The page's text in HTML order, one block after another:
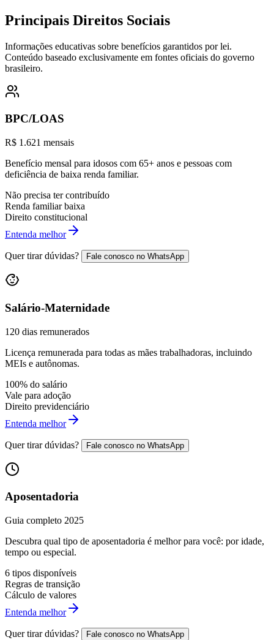
Principais Direitos Sociais
Informações educativas sobre benefícios garantidos por lei.
Conteúdo baseado exclusivamente em fontes oficiais do governo
brasileiro.
BPC/LOAS
R$ 1.621 mensais
Benefício mensal para idosos com 65+ anos e pessoas com
deficiência de baixa renda familiar.
Não precisa ter contribuído
Renda familiar baixa
Direito constitucional
Entenda melhor
Quer tirar dúvidas? Fale conosco no WhatsApp
Salário-Maternidade
120 dias remunerados
Licença remunerada para todas as mães trabalhadoras, incluindo
MEIs e autônomas.
100% do salário
Vale para adoção
Direito previdenciário
Entenda melhor
Quer tirar dúvidas? Fale conosco no WhatsApp
Aposentadoria
Guia completo 2025
Descubra qual tipo de aposentadoria é melhor para você: por idade,
tempo ou especial.
6 tipos disponíveis
Regras de transição
Cálculo de valores
Entenda melhor
Quer tirar dúvidas? Fale conosco no WhatsApp